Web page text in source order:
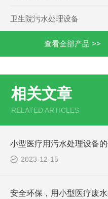
卫生院污水处理设备
查看全部产品 >>
相关文章
RELATED ARTICLES
2023-12-15